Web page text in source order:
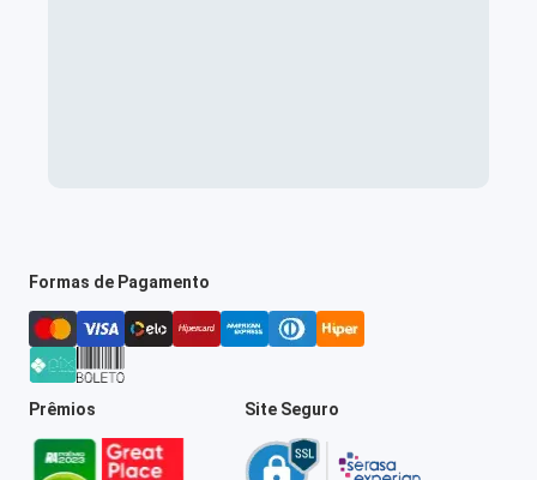
Formas de Pagamento
Prêmios Site Seguro